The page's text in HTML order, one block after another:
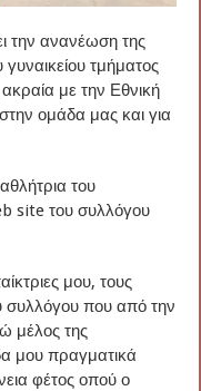
ανανέωση της
τμήματος
με την Εθνική
ομάδα μας και για
του
site του συλλόγου
μου, τους
συλλόγου που από την
μέλος της
μου πραγματικά
φέτος οπού ο